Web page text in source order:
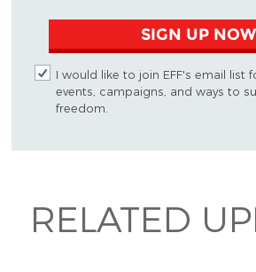
SIGN UP NOW
I would like to join EFF's email list
events, campaigns, and ways to
freedom.
RELATED